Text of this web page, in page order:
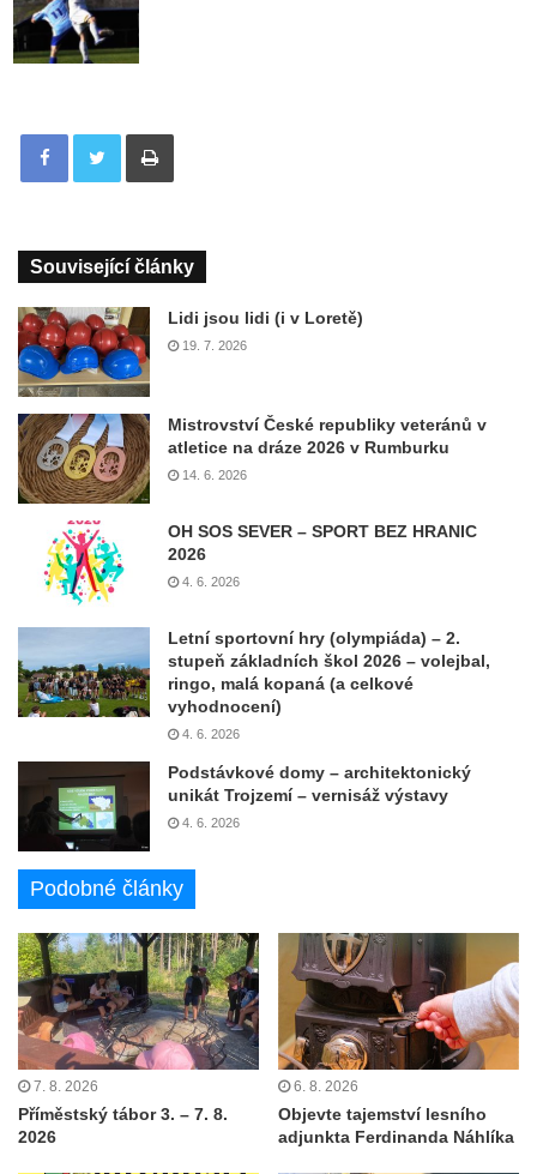
Tisknout
Související články
Lidi jsou lidi (i v Loretě)
19. 7. 2026
Mistrovství České republiky veteránů v
atletice na dráze 2026 v Rumburku
14. 6. 2026
OH SOS SEVER – SPORT BEZ HRANIC
2026
4. 6. 2026
Letní sportovní hry (olympiáda) – 2.
stupeň základních škol 2026 – volejbal,
ringo, malá kopaná (a celkové
vyhodnocení)
4. 6. 2026
Podstávkové domy – architektonický
unikát Trojzemí – vernisáž výstavy
4. 6. 2026
Podobné články
7. 8. 2026
Příměstský tábor 3. – 7. 8.
2026
6. 8. 2026
Objevte tajemství lesního
adjunkta Ferdinanda Náhlíka